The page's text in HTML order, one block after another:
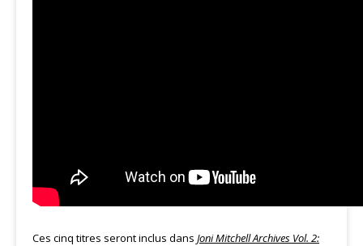
Ces cinq titres seront inclus dans Joni Mitchell Archives Vol. 2: